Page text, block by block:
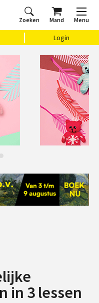
Zoeken Mand Menu
Login
in 3 lessen